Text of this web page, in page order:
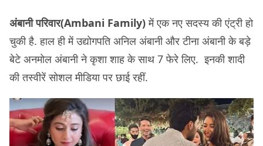
अंबानी परिवार(Ambani Family)में एक नए सदस्य की एंट्री हो
चुकी है. हाल ही में उद्योगपति अनिल अंबानी और टीना अंबानी के बड़े
बेटे अनमोल अंबानी ने कृशा शाह के साथ 7 फेरे लिए. इनकी शादी
की तस्वीरें सोशल मीडिया पर छाई रहीं.